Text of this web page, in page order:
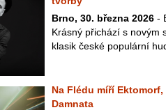
Brno, 30. března 2026 -
Krásný přichází s novým
klasik české populární
Na Flédu míří
Damnata